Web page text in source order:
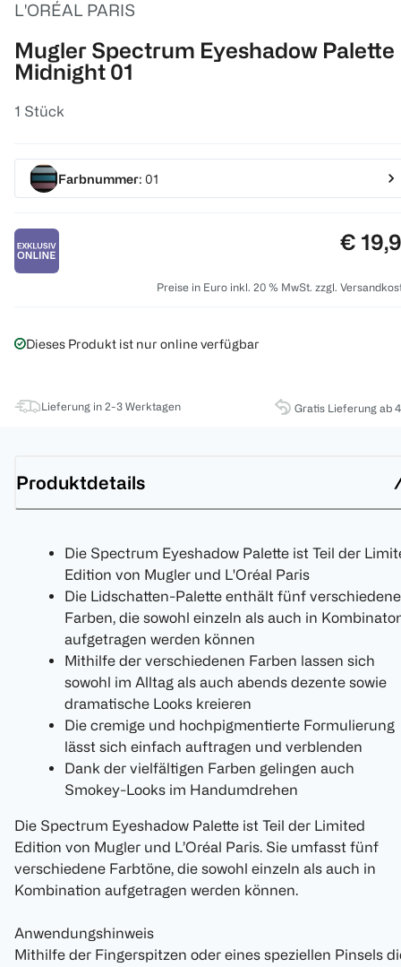
L'ORÉAL PARIS
Mugler Spectrum Eyeshadow Palette
Midnight 01
1 Stück
Farbnummer: 01
Preis:
€
Preise in Euro inkl. 20 % MwSt. zzgl.
Dieses Produkt ist nur online verfügbar
Lieferung in 2-3 Werktagen Gratis Lieferung ab
Produktdetails
Die Spectrum Eyeshadow Palette ist Teil der
Edition von Mugler und L'Oréal Paris
Die Lidschatten-Palette enthält fünf verschiedene
Farben, die sowohl einzeln als auch in
aufgetragen werden können
Mithilfe der verschiedenen Farben lassen sich
sowohl im Alltag als auch abends dezente sowie
dramatische Looks kreieren
Die cremige und hochpigmentierte Formulierung
lässt sich einfach auftragen und verblenden
Dank der vielfältigen Farben gelingen auch
Smokey-Looks im Handumdrehen
Die Spectrum Eyeshadow Palette ist Teil der Limited
Edition von Mugler und L’Oréal Paris. Sie umfasst fünf
verschiedene Farbtöne, die sowohl einzeln als auch in
Kombination aufgetragen werden können.
Anwendungshinweis
Mithilfe der Fingerspitzen oder eines speziellen Pinsels